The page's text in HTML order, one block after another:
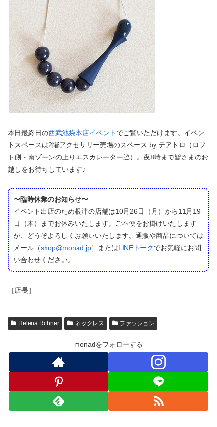
本日最終日の西武池袋本店イベント でご覧いただけます。イベン
トスペースは2階アクセサリー売場のスペース by テアトロ（ロフ
ト側・南ゾーンの上りエスカレーター脇）。夜8時まで皆さまのお
越しをお待ちしています♪
〜臨時休業のお知らせ〜
イベント出店のため根津の店舗は10月26日（月）から11月19
日（木）までお休みいたします。ご不便をお掛けいたします
が、どうぞよろしくお願いいたします。通販や商品については
メール（shop@monad.jp）またはLINEトークでお気軽にお問
い合わせください。
［店長］
Helena Rohner ネックレス ファッション
monadをフォローする